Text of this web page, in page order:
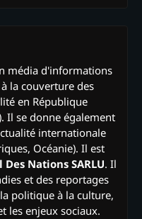
média d'informations
la couverture des
en République
Il se donne également
internationale
Océanie). Il est
Des Nations SARLU. Il
et des reportages
politique à la culture,
les enjeux sociaux.